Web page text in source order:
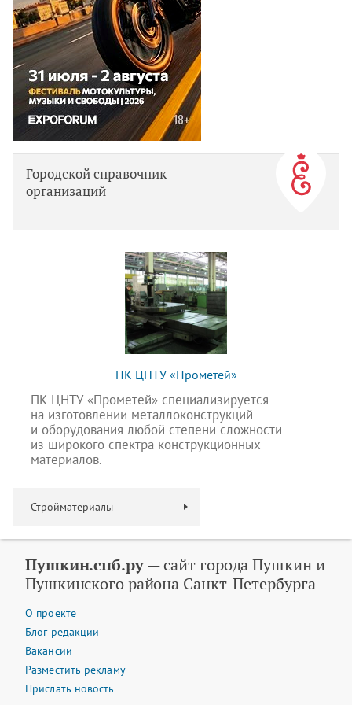
Городской справочник
организаций
ПК ЦНТУ «Прометей»
ПК ЦНТУ «Прометей» специализируется
на изготовлении металлоконструкций
и оборудования любой степени сложности
из широкого спектра конструкционных
материалов.
Стройматериалы
Пушкин.спб.ру— сайт города Пушкин и
Пушкинского района Санкт-Петербурга
О проекте
Блог редакции
Вакансии
Разместить рекламу
Прислать новость